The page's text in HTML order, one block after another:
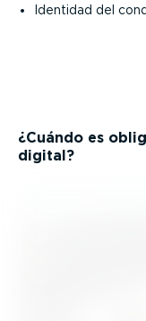
Identidad del
¿Cuándo es
digital?